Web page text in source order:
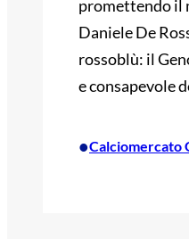
promettendo il
Daniele De
rossoblù: il
e consapevole
•Calciomercato